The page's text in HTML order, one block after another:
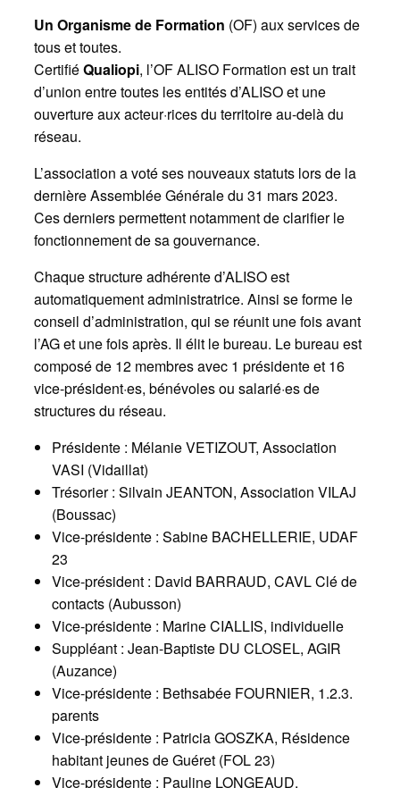
Un Organisme de Formation (OF) aux services de
tous et toutes.
CertifiéQualiopi, l’OF ALISO Formation est un trait
d’union entre toutes les entités d’ALISO et une
ouverture aux acteur·rices du territoire au-delà du
réseau.
L’association a voté ses nouveaux statuts lors de la
dernière Assemblée Générale du 31 mars 2023.
Ces derniers permettent notamment de clarifier le
fonctionnement de sa gouvernance.
Chaque structure adhérente d’ALISO est
automatiquement administratrice. Ainsi se forme le
conseil d’administration, qui se réunit une fois avant
l’AG et une fois après. Il élit le bureau. Le bureau est
composé de 12 membres avec 1 présidente et 16
vice-président·es, bénévoles ou salarié·es de
structures du réseau.
Présidente : Mélanie VETIZOUT, Association
VASI (Vidaillat)
Trésorier : Silvain JEANTON, Association VILAJ
(Boussac)
Vice-présidente : Sabine BACHELLERIE, UDAF
23
Vice-président : David BARRAUD, CAVL Clé de
contacts (Aubusson)
Vice-présidente : Marine CIALLIS, individuelle
Suppléant : Jean-Baptiste DU CLOSEL, AGIR
(Auzance)
Vice-présidente : Bethsabée FOURNIER, 1.2.3.
parents
Vice-présidente : Patricia GOSZKA, Résidence
habitant jeunes de Guéret (FOL 23)
Vice-présidente : Pauline LONGEAUD,